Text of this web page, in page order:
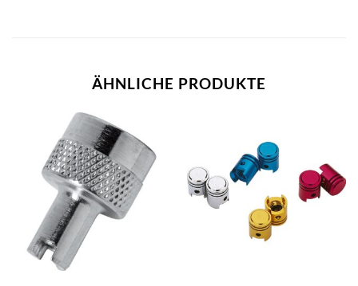
ÄHNLICHE PRODUKTE